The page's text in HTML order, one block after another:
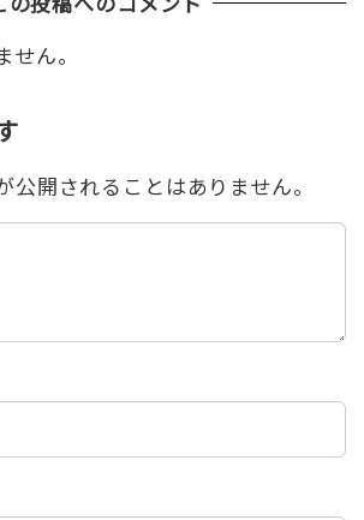
ん。
公開されることはありません。